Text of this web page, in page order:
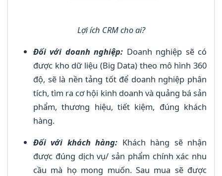
Lợi ích CRM cho ai?
Đối với doanh nghiệp: Doanh nghiệp sẽ có
được kho dữ liệu (Big Data) theo mô hình 360
độ, sẽ là nền tảng tốt để doanh nghiệp phân
tích, tìm ra cơ hội kinh doanh và quảng bá sản
phẩm, thương hiệu, tiết kiệm, đúng khách
hàng.
Đối với khách hàng: Khách hàng sẽ nhận
được đúng dịch vụ/ sản phẩm chính xác nhu
cầu mà họ mong muốn. Sau mua sẽ được